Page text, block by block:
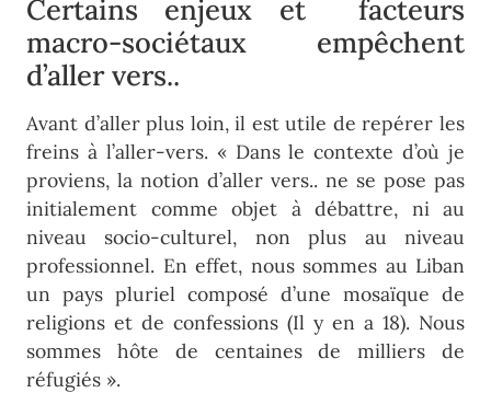
Certains enjeux et facteurs
macro-sociétaux empêchent
d’aller vers..
Avant d’aller plus loin, il est utile de repérer les
freins à l’aller-vers. « Dans le contexte d’où je
proviens, la notion d’aller vers.. ne se pose pas
initialement comme objet à débattre, ni au
niveau socio-culturel, non plus au niveau
professionnel. En effet, nous sommes au Liban
un pays pluriel composé d’une mosaïque de
religions et de confessions (Il y en a 18). Nous
sommes hôte de centaines de milliers de
réfugiés ».